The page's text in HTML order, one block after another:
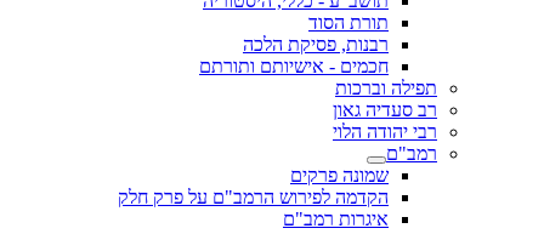
תורת הסוד
רבנות, פסיקת הלכה
חכמים - אישיותם ותורתם
תפילה וברכות
רב סעדיה גאון
רבי יהודה הלוי
רמב"ם
שמונה פרקים
הקדמה לפירוש הרמב"ם על פרק חלק
איגרות רמב"ם